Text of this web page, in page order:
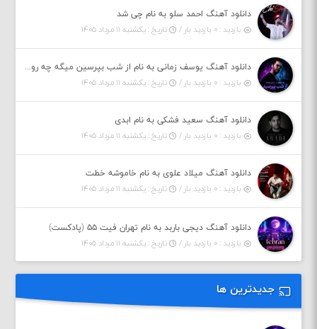
دانلود آهنگ احمد سلو به نام چی شد
بازدید : ۰ بازدید بار /
تاریخ : یکشنبه ۱۱ مرداد ۱۴۰۵
دانلود آهنگ یوسف زمانی به نام از شب بپرسین میگه چه روزگاری دارم
بازدید : ۰ بازدید بار /
تاریخ : یکشنبه ۱۱ مرداد ۱۴۰۵
دانلود آهنگ سعید فشکی به نام ابدی
بازدید : ۰ بازدید بار /
تاریخ : یکشنبه ۱۱ مرداد ۱۴۰۵
دانلود آهنگ میلاد علوی به نام خاموشه خطت
بازدید : ۰ بازدید بار /
تاریخ : یکشنبه ۱۱ مرداد ۱۴۰۵
دانلود آهنگ دیجی باربد به نام تهران فیت ۵۵ (پادکست)
بازدید : ۰ بازدید بار /
تاریخ : یکشنبه ۱۱ مرداد ۱۴۰۵
جدیدترین ها